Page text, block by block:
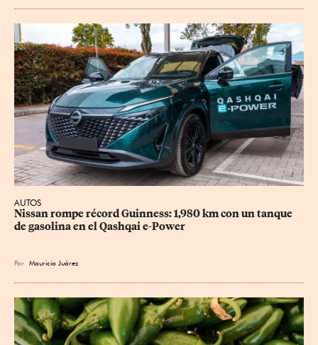
AUTOS
Nissan rompe récord Guinness: 1,980 km con un tanque
de gasolina en el Qashqai e-Power
Por Mauricio Juárez